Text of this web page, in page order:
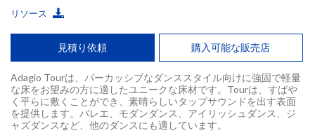
リソース
見積り依頼 購入可能な販売店
Adagio Tourは、パーカッシブなダンススタイル向けに強固で軽量
な床をお望みの方に適したユニークな床材です。Tourは、すばや
く平らに敷くことができ、素晴らしいタップサウンドを出す表面
を提供します。バレエ、モダンダンス、アイリッシュダンス、ジ
ャズダンスなど、他のダンスにも適しています。